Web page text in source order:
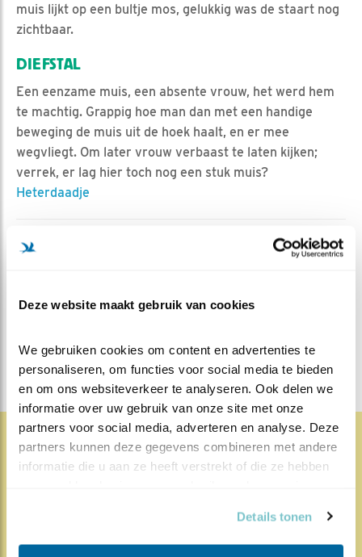
Deze website maakt gebruik van cookies
We gebruiken cookies om content en advertenties te
personaliseren, om functies voor social media te bieden
en om ons websiteverkeer te analyseren. Ook delen we
informatie over uw gebruik van onze site met onze
partners voor social media, adverteren en analyse. Deze
partners kunnen deze gegevens combineren met andere
informatie die u aan ze heeft verstrekt of die ze hebben
Details tonen
muis lijkt op een bultje mos, gelukkig was de staart nog
zichtbaar.
DIEFSTAL
Een eenzame muis, een absente vrouw, het werd hem
te machtig. Grappig hoe man dan met een handige
beweging de muis uit de hoek haalt, en er mee
wegvliegt. Om later vrouw verbaast te laten kijken;
verrek, er lag hier toch nog een stuk muis?
Heterdaadje
Vind ik leuk
MEER OVER
Lente blogs
Natuur en Vogels 67x
1829x